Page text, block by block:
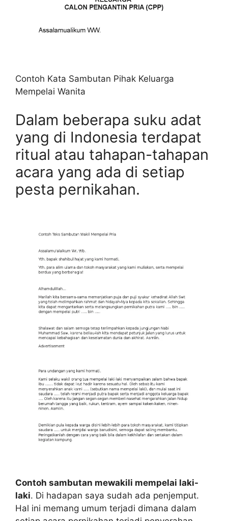
Contoh Kata Sambutan Pihak Keluarga
Mempelai Wanita
Dalam beberapa suku adat
yang di Indonesia terdapat
ritual atau tahapan-tahapan
acara yang ada di setiap
pesta pernikahan.
Contoh sambutan mewakili mempelai laki-
laki. Di hadapan saya sudah ada penjemput.
Hal ini memang umum terjadi dimana dalam